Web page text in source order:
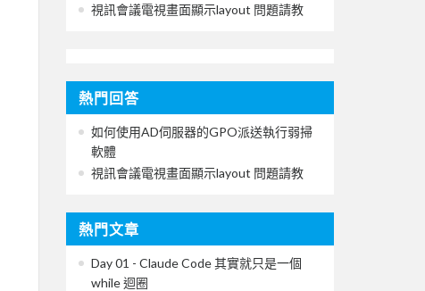
視訊會議電視畫面顯示layout 問題請教
熱門回答
如何使用AD伺服器的GPO派送執行弱掃
軟體
視訊會議電視畫面顯示layout 問題請教
熱門文章
Day 01 - Claude Code 其實就只是一個
while 迴圈